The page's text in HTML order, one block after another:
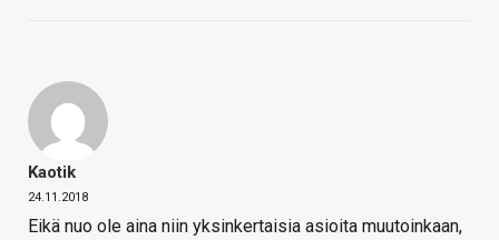
Kaotik
24.11.2018
Eikä nuo ole aina niin yksinkertaisia asioita muutoinkaan,